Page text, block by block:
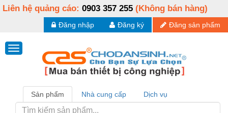
Liên hệ quảng cáo: 0903 357 255 (Không bán hàng)
Đăng sản phẩm
Đăng ký
Đăng nhập
Sản phẩm Nhà cung cấp Dịch vụ